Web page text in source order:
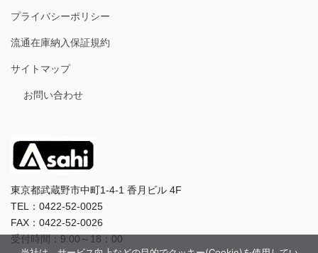
プライバシーポリシー
流通在庫納入保証規約
サイトマップ
お問い合わせ
東京都武蔵野市中町1-4-1 香月ビル 4F
TEL：0422-52-0025
FAX：0422-52-0026
受付時間：9:00～18：00